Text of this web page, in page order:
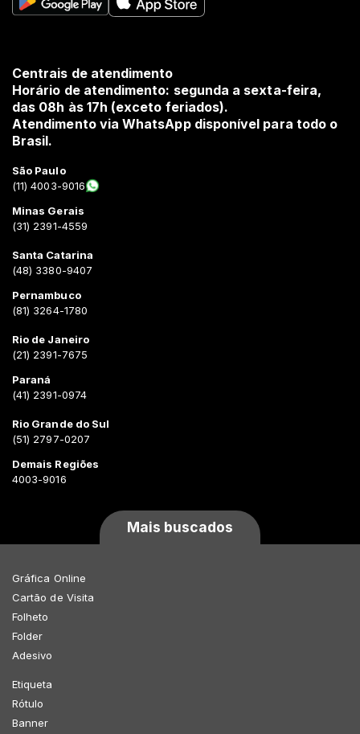
Centrais de atendimento
Horário de atendimento: segunda a sexta-feira,
das 08h às 17h (exceto feriados).
Atendimento via WhatsApp disponível para todo o
Brasil.
São Paulo
(11) 4003-9016
Minas Gerais
(31) 2391-4559
Santa Catarina
(48) 3380-9407
Pernambuco
(81) 3264-1780
Rio de Janeiro
(21) 2391-7675
Paraná
(41) 2391-0974
Rio Grande do Sul
(51) 2797-0207
Demais Regiões
4003-9016
Mais buscados
Gráfica Online
Cartão de Visita
Folheto
Folder
Adesivo
Etiqueta
Rótulo
Banner